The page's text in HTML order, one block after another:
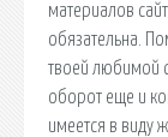
материалов
обязательна.
твоей любимой
оборот еще и
имеется в виду